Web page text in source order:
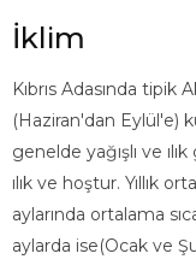
İklim
Kıbrıs Adasında tipik
(Haziran'dan Eylül'e)
genelde yağışlı ve
ılık ve hoştur. Yıllık
aylarında ortalama
aylarda ise(Ocak ve